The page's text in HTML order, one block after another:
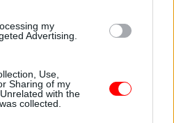
my
Advertising.
Use,
Sharing of my
with the
collected.
nő videózni
miközben a
strandon…